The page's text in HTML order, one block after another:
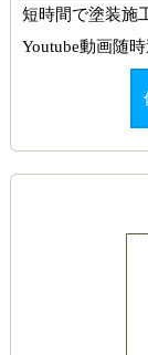
短時間で塗装施
Youtube動画随